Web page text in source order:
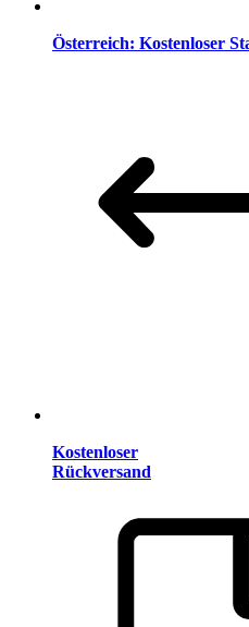
Österreich: Kostenloser
Kostenloser
Rückversand